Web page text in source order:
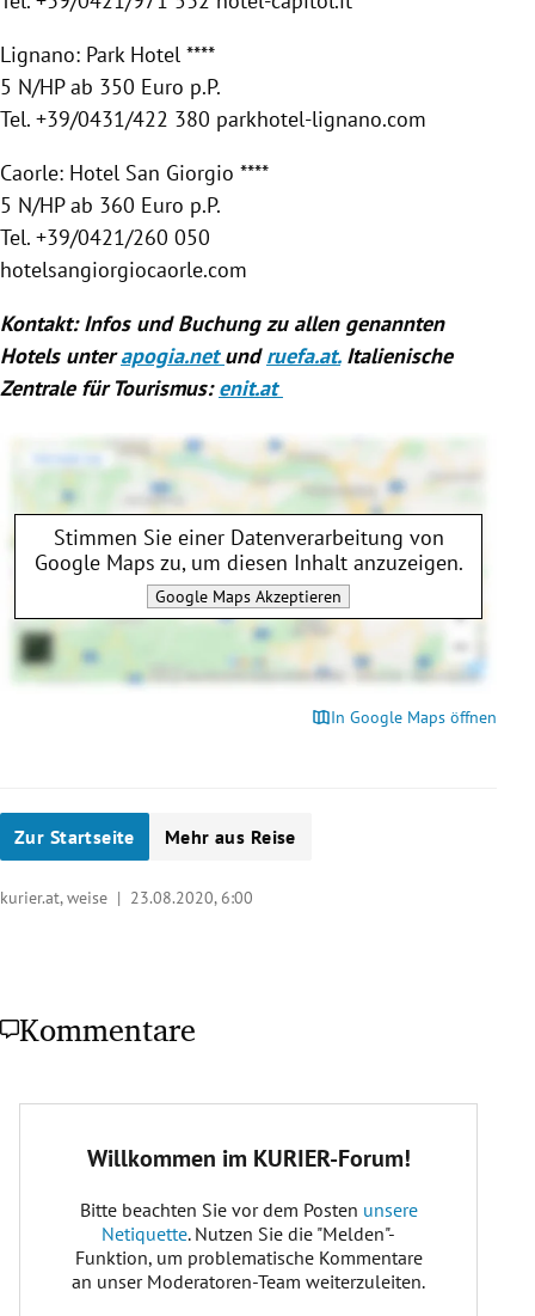
Lignano: Park Hotel ****
5 N/HP ab 350 Euro p.P.
Tel. +39/0431/422 380 parkhotel-lignano.com
Caorle: Hotel San Giorgio ****
5 N/HP ab 360 Euro p.P.
Tel. +39/0421/260 050
hotelsangiorgiocaorle.com
Kontakt: Infos und Buchung zu allen genannten
Hotels unterapogia.netundruefa.at.Italienische
Zentrale für Tourismus:enit.at
In Google Maps öffnen
Stimmen Sie einer Datenverarbeitung von
Google Maps zu, um diesen Inhalt anzuzeigen.
Google Maps Akzeptieren
Zur Startseite Mehr aus Reise
kurier.at, weise | 23.08.2020, 6:00
Kommentare